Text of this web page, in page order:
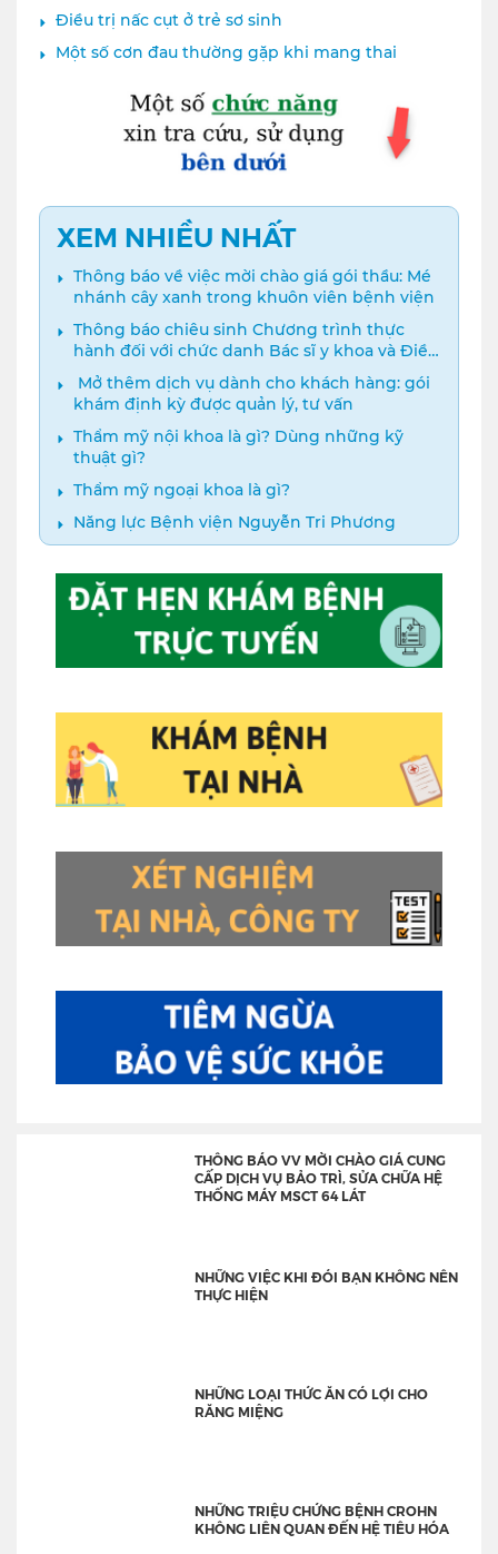
Điều trị nấc cụt ở trẻ sơ sinh
Một số cơn đau thường gặp khi mang thai
XEM NHIỀU NHẤT
Thông báo về việc mời chào giá gói thầu: Mé
nhánh cây xanh trong khuôn viên bệnh viện
Thông báo chiêu sinh Chương trình thực
hành đối với chức danh Bác sĩ y khoa và Điều
dưỡng năm 2024
️ Mở thêm dịch vụ dành cho khách hàng: gói
khám định kỳ được quản lý, tư vấn
Thẩm mỹ nội khoa là gì? Dùng những kỹ
thuật gì?
Thẩm mỹ ngoại khoa là gì?
Năng lực Bệnh viện Nguyễn Tri Phương
THÔNG BÁO VV MỜI CHÀO GIÁ CUNG
CẤP DỊCH VỤ BẢO TRÌ, SỬA CHỮA HỆ
THỐNG MÁY MSCT 64 LÁT
NHỮNG VIỆC KHI ĐÓI BẠN KHÔNG NÊN
THỰC HIỆN
NHỮNG LOẠI THỨC ĂN CÓ LỢI CHO
RĂNG MIỆNG
NHỮNG TRIỆU CHỨNG BỆNH CROHN
KHÔNG LIÊN QUAN ĐẾN HỆ TIÊU HÓA